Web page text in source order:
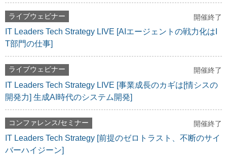
ライブウェビナー 開催終了
IT Leaders Tech Strategy LIVE [AIエージェントの戦力化はI
T部門の仕事]
ライブウェビナー 開催終了
IT Leaders Tech Strategy LIVE [事業成長のカギは[情シスの
開発力] 生成AI時代のシステム開発]
コンファレンス/セミナー 開催終了
IT Leaders Tech Strategy [前提のゼロトラスト、不断のサイ
バーハイジーン]